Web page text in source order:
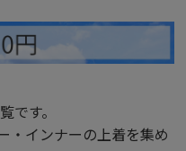
です。
・インナーの上着を集め